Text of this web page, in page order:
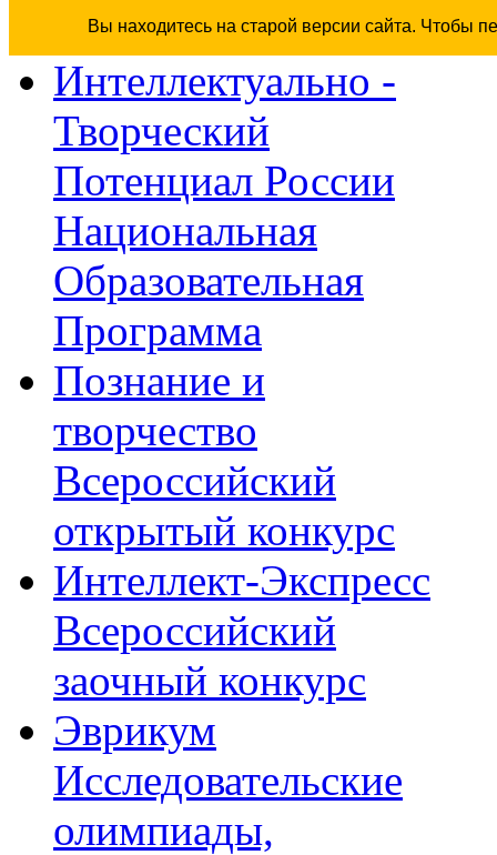
Вы находитесь на старой версии сайта. Чтобы
Интеллектуально -
Творческий
Потенциал России
Национальная
Образовательная
Программа
Познание и
творчество
Всероссийский
открытый конкурс
Интеллект-Экспресс
Всероссийский
заочный конкурс
Эврикум
Исследовательские
олимпиады,